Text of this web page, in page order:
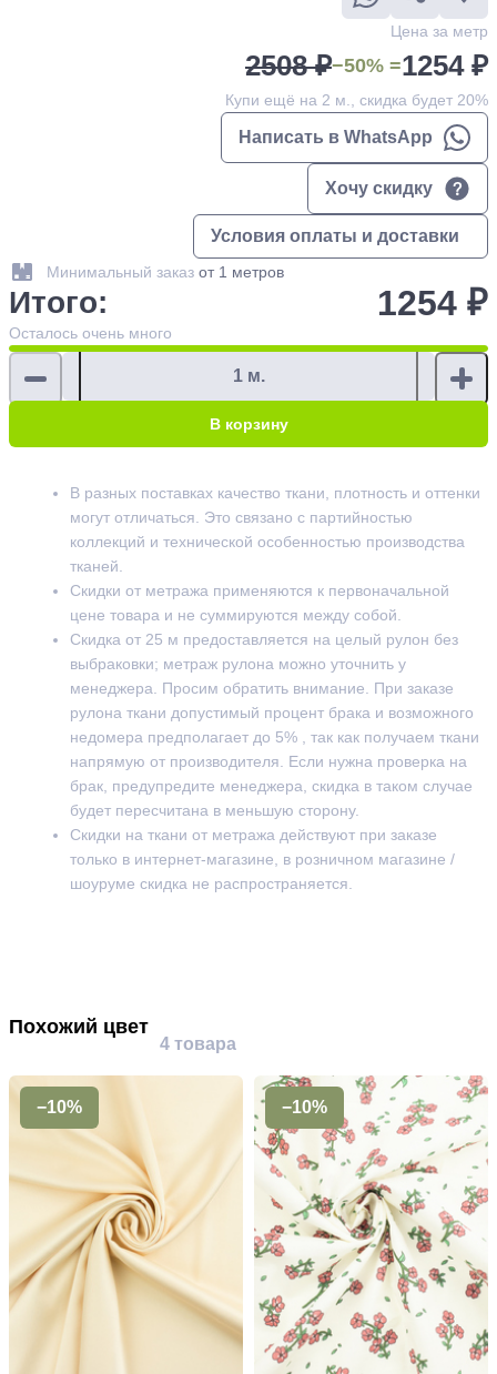
Цена за метр
2508 ₽−50% =1254 ₽
Купи ещё на 2 м., скидка будет 20%
Написать в WhatsApp
Хочу скидку
Условия оплаты и доставки
Минимальный заказ от 1 метров
Итого: 1254 ₽
Осталось очень много
В корзину
В разных поставках качество ткани, плотность и оттенки
могут отличаться. Это связано с партийностью
коллекций и технической особенностью производства
тканей.
Скидки от метража применяются к первоначальной
цене товара и не суммируются между собой.
Скидка от 25 м предоставляется на целый рулон без
выбраковки; метраж рулона можно уточнить у
менеджера. Просим обратить внимание. При заказе
рулона ткани допустимый процент брака и возможного
недомера предполагает до 5% , так как получаем ткани
напрямую от производителя. Если нужна проверка на
брак, предупредите менеджера, скидка в таком случае
будет пересчитана в меньшую сторону.
Скидки на ткани от метража действуют при заказе
только в интернет-магазине, в розничном магазине /
шоуруме скидка не распространяется.
Похожий цвет
4 товара
−10% −10%